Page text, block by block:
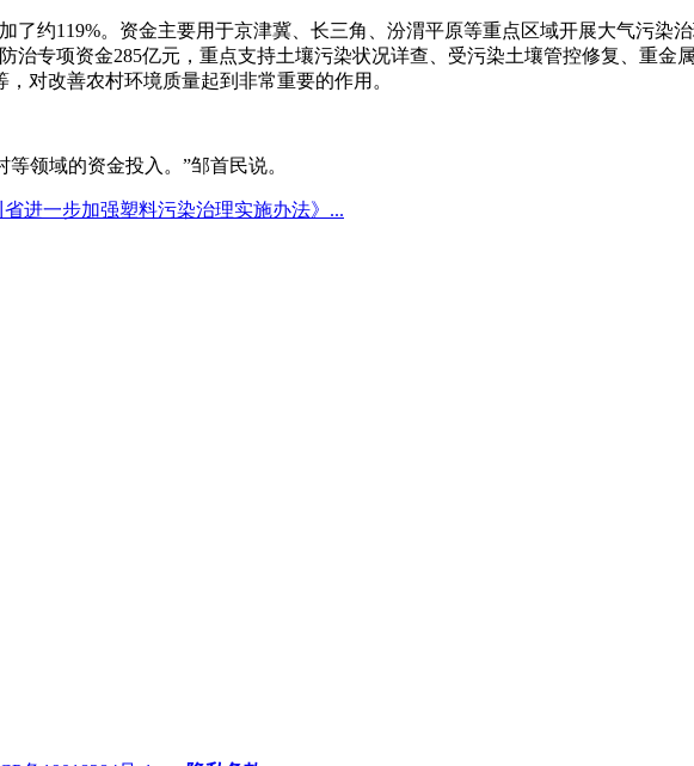
了约119%。资金主要用于京津冀、长三角、汾渭平原等重点区域开展大气污染
治专项资金285亿元，重点支持土壤污染状况详查、受污染土壤管控修复、重金
对改善农村环境质量起到非常重要的作用。
领域的资金投入。”邹首民说。
省进一步加强塑料污染治理实施办法》...